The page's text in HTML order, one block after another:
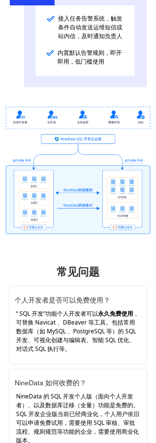
接入任务告警系统，触发
条件自动发送运维短信或
站内信，及时通知负责人
内置默认告警规则，即开
即用，低门槛使用
常见问题
“ SQL 开发”功能个人开发者可以永久免费使用 ，
可替换 Navicat 、DBeaver 等工具。包括常用
数据库（如 MySQL 、PostgreSQL 等）的 SQL
开发、可视化创建与编辑表、智能 SQL 优化、
对话式 SQL 执行等。
个人开发者是否可以免费使用？
NineData 的 SQL 开发个人版（面向个人开发
者）、以及数据库迁移（全量）功能是免费的。
SQL 开发企业版当前已经商业化，个人用户依旧
可以申请免费试用，需要使用 SQL 审核、审批
流程、规则规范等功能的企业，需要使用商业化
版本。
NineData 如何收费的？